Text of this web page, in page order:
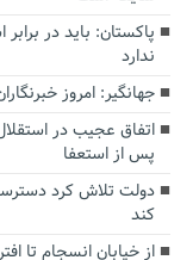
پاکستان: باید در
ندارد
جهانگیر: امروز
پس از استعفا
دولت تلاش کرد دسترسی
کند
از خیابان انسجام تا